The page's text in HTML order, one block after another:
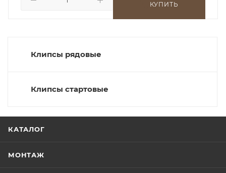
КУПИТЬ
Клипсы рядовые
Клипсы стартовые
КАТАЛОГ
МОНТАЖ